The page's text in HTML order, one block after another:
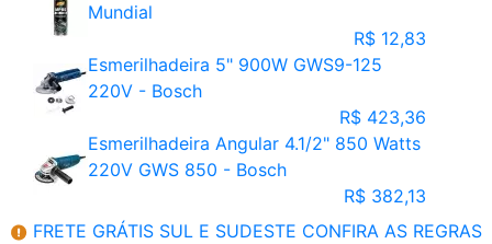
Mundial
R$ 12,83
Esmerilhadeira 5" 900W GWS9-125
220V - Bosch
R$ 423,36
Esmerilhadeira Angular 4.1/2" 850 Watts
220V GWS 850 - Bosch
R$ 382,13
FRETE GRÁTIS SUL E SUDESTE CONFIRA AS REGRAS